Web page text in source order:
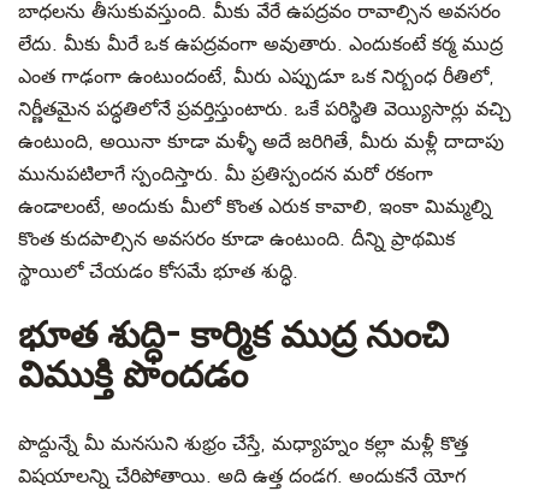
బాధలను తీసుకువస్తుంది. మీకు వేరే ఉపద్రవం రావాల్సిన అవసరం
లేదు. మీకు మీరే ఒక ఉపద్రవంగా అవుతారు. ఎందుకంటే కర్మ ముద్ర
ఎంత గాఢంగా ఉంటుందంటే, మీరు ఎప్పుడూ ఒక నిర్బంధ రీతిలో,
నిర్ణీతమైన పద్ధతిలోనే ప్రవర్తిస్తుంటారు. ఒకే పరిస్థితి వెయ్యిసార్లు వచ్చి
ఉంటుంది, అయినా కూడా మళ్ళీ అదే జరిగితే, మీరు మళ్లీ దాదాపు
మునుపటిలాగే స్పందిస్తారు. మీ ప్రతిస్పందన మరో రకంగా
ఉండాలంటే, అందుకు మీలో కొంత ఎరుక కావాలి, ఇంకా మిమ్మల్ని
కొంత కుదపాల్సిన అవసరం కూడా ఉంటుంది. దీన్ని ప్రాథమిక
స్థాయిలో చేయడం కోసమే భూత శుద్ధి.
భూత శుద్ధి- కార్మిక ముద్ర నుంచి
విముక్తి పొందడం
పొద్దున్నే మీ మనసుని శుభ్రం చేస్తే, మధ్యాహ్నం కల్లా మళ్లీ కొత్త
విషయాలన్ని చేరిపోతాయి. అది ఉత్త దండగ. అందుకనే యోగ